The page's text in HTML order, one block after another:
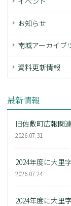
お知らせ
南城アーカイブ
資料更新情報
最新情報
旧佐敷町広報関
2026.07.31
2024年度に大里
2026.07.24
2024年度に大里